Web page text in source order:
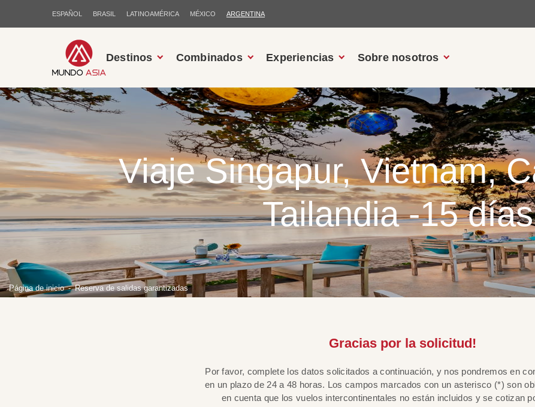
ESPAÑOL BRASIL LATINOAMÉRICA MÉXICO ARGENTINA
Destinos Combinados Experiencias Sobre nosotros
Viaje Singapur, Vietnam,
Tailandia -15
Página de inicio Reserva de salidas garantizadas
Gracias por la solicitud!
Por favor, complete los datos solicitados a continuación, y nos pondremos en
en un plazo de 24 a 48 horas. Los campos marcados con un asterisco (*) son
en cuenta que los vuelos intercontinentales no están incluidos y se cotizan